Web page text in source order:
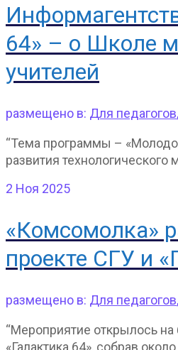
64» – о Школе
учителей
размещено в: Для педагогов,
“Тема программы –
развития технологического
2 Ноя 2025
«Комсомолка»
проекте СГУ и
размещено в: Для педагогов,
“Мероприятие открылось на
«Галактика 64», собрав